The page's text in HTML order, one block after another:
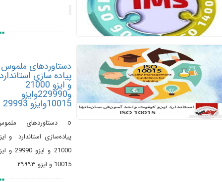
دستاوردهای ملموس
پیاده سازی استاندارد
و ایزو 21000
و229990وایزو
10015وایزو 29993
o دستاوردهای ملموس
پیاده‌سازی استاندارد و ایزو
21000 و ایزو 29990 و ایزو
10015 و ایزو ۲۹۹۹۳